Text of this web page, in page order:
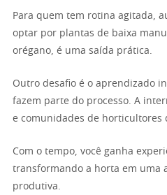
Para quem tem rotina agitada,
optar por plantas de baixa
orégano, é uma saída prática.
Outro desafio é o aprendizado
fazem parte do processo. A
e comunidades de horticultores
Com o tempo, você ganha
transformando a horta em uma
produtiva.